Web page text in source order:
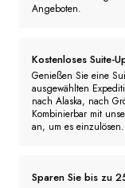
Angeboten.
Kostenloses Suite-
Genießen Sie eine
ausgewählten
nach Alaska, nach
Kombinierbar mit
an, um es einzulösen.
Sparen Sie bis zu